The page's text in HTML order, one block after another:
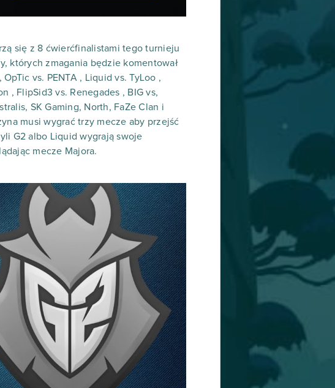
się z 8 ćwierćfinalistami tego turnieju
których zmagania będzie komentował
vs. PENTA , Liquid vs. TyLoo ,
, FlipSid3 vs. Renegades , BIG vs,
SK Gaming, North, FaZe Clan i
musi wygrać trzy mecze aby przejść
G2 albo Liquid wygrają swoje
mecze Majora.